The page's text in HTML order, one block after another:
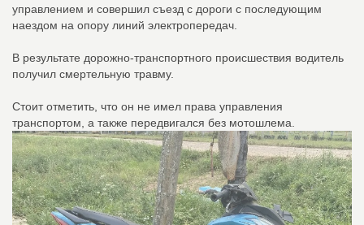
управлением и совершил съезд с дороги с последующим
наездом на опору линий электропередач.
В результате дорожно-транспортного происшествия водитель
получил смертельную травму.
Стоит отметить, что он не имел права управления
транспортом, а также передвигался без мотошлема.